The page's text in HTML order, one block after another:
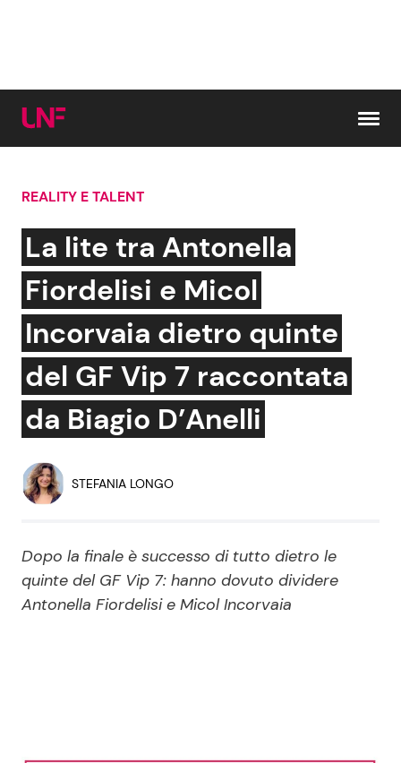
Cerca:
News e Cronaca
Attualità Italiana
Dal Mondo
Economia
Persone Scomparse
Gossip e TV
Bellezze VIP
Fiction e Serie TV
Soap Opera
REALITY E TALENT
La lite tra Antonella
Fiordelisi e Micol
Incorvaia dietro quinte
del GF Vip 7 raccontata
da Biagio D’Anelli
STEFANIA LONGO
Dopo la finale è successo di tutto dietro le
quinte del GF Vip 7: hanno dovuto dividere
Antonella Fiordelisi e Micol Incorvaia